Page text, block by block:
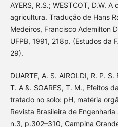
AYERS, R.S.; WESTCOT, D.W.
agricultura. Tradução de Hans
Medeiros, Francisco Ademilton
UFPB, 1991, 218p. (Estudos da
29).
DUARTE, A. S. AIROLDI, R. P. S.
T. A &. SOARES, T. M., Efeitos
tratado no solo: pH, matéria
Revista Brasileira de
n.3, p.302–310, Campina